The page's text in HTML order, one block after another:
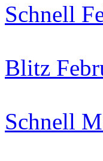
Schnell
Blitz
Schnell